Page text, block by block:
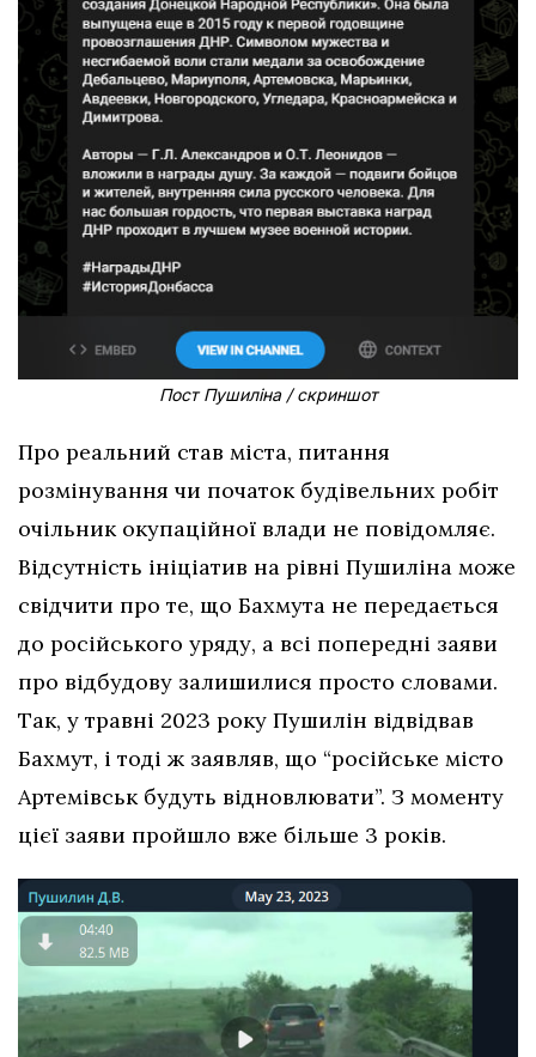
Пост Пушиліна / скриншот
Про реальний став міста, питання
розмінування чи початок будівельних робіт
очільник окупаційної влади не повідомляє.
Відсутність ініціатив на рівні Пушиліна може
свідчити про те, що Бахмута не передається
до російського уряду, а всі попередні заяви
про відбудову залишилися просто словами.
Так, у травні 2023 року Пушилін відвідвав
Бахмут, і тоді ж заявляв, що “російське місто
Артемівськ будуть відновлювати”. З моменту
цієї заяви пройшло вже більше 3 років.